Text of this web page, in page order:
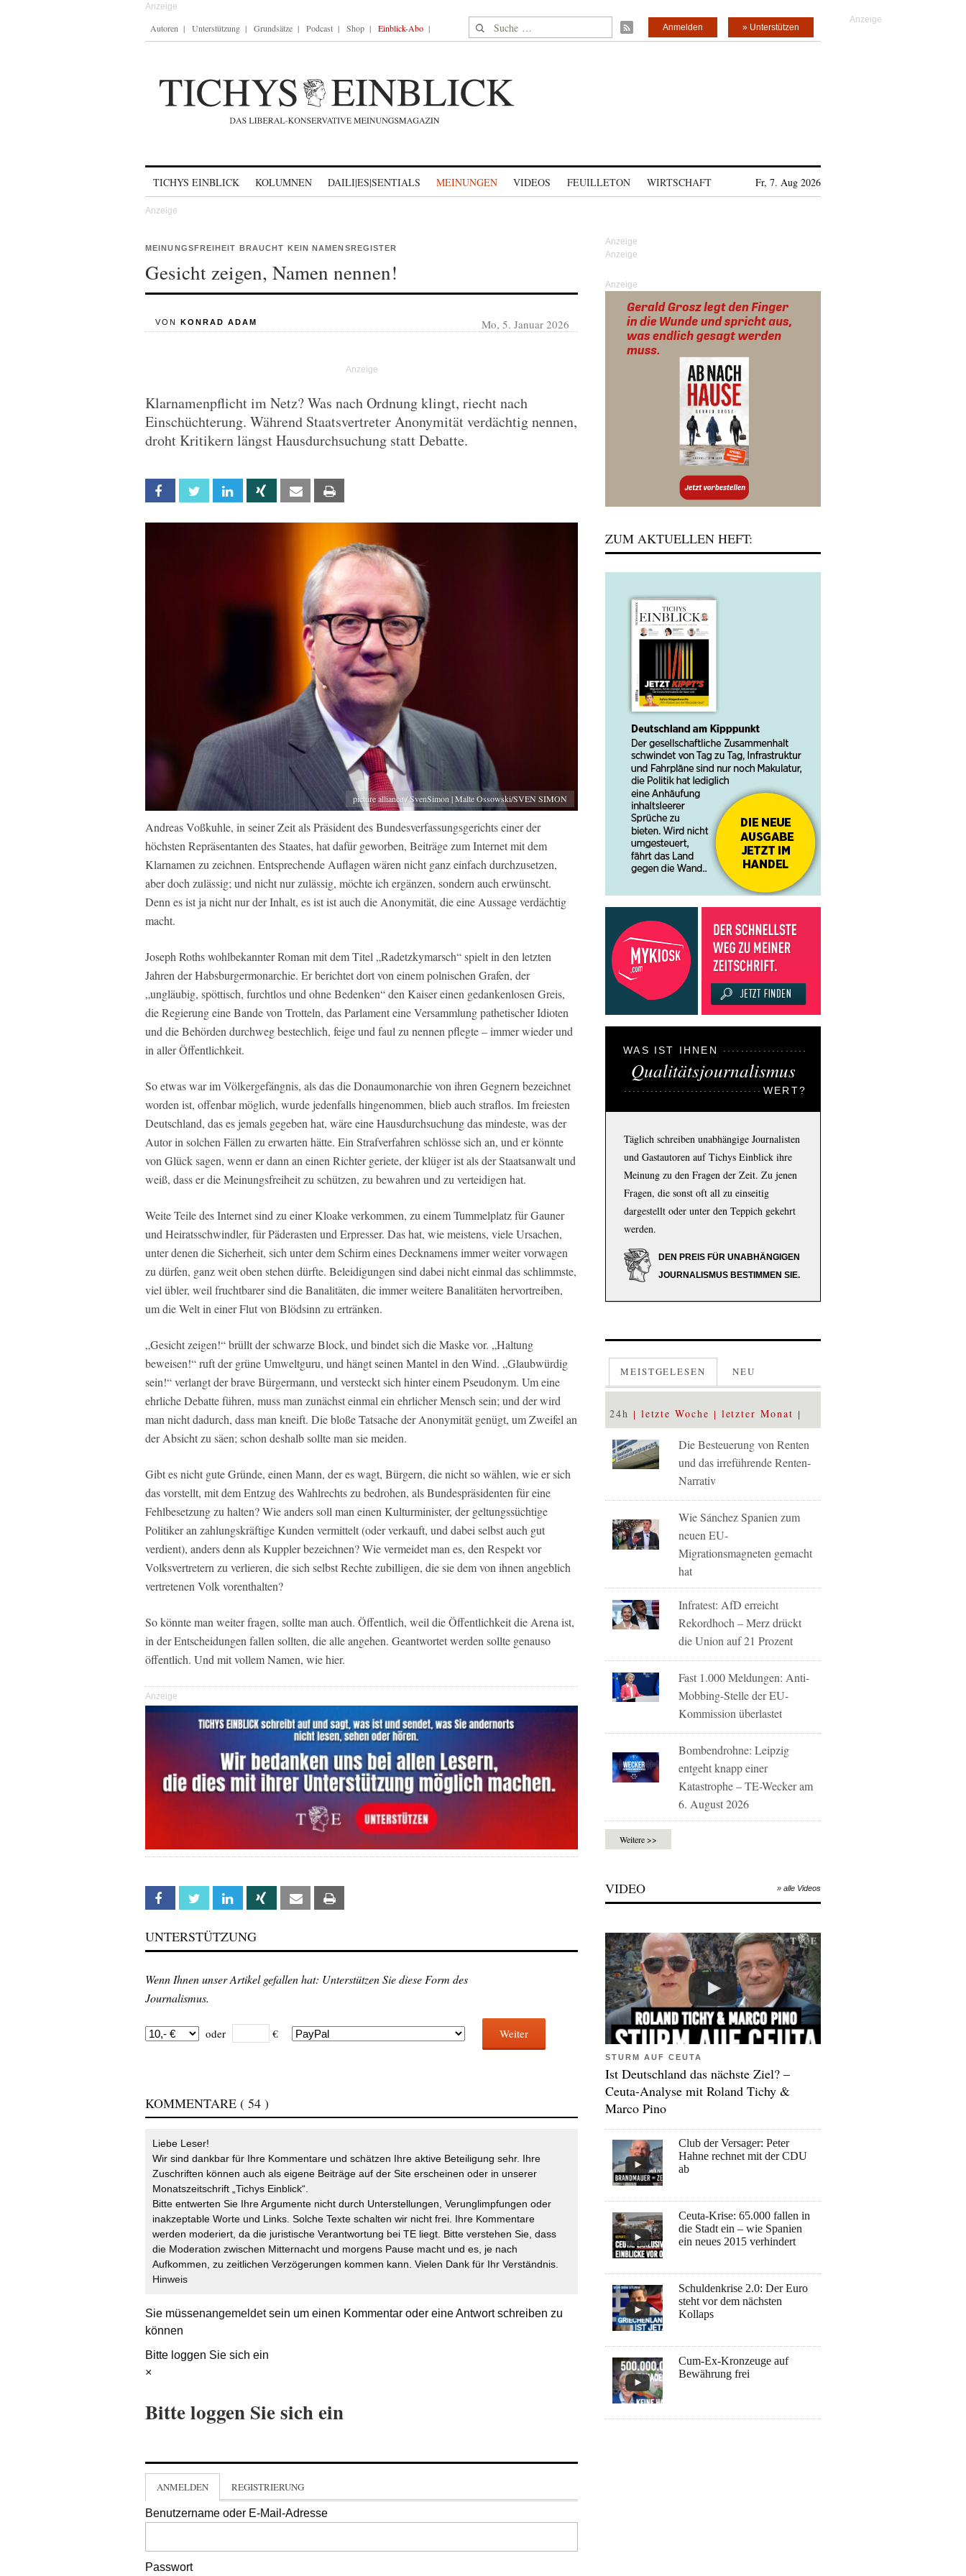
Autoren Unterstützung Grundsätze Podcast Shop Einblick-Abo Suche nach: » Unterstützen
Anmelden
TICHYS EINBLICK KOLUMNEN DAILI|ES|SENTIALS MEINUNGEN VIDEOS FEUILLETON WIRTSCHAFT Fr, 7. Aug 2026
MEINUNGSFREIHEIT BRAUCHT KEIN NAMENSREGISTER
Gesicht zeigen, Namen nennen!
VON KONRAD ADAM Mo, 5. Januar 2026
Klarnamenpflicht im Netz? Was nach Ordnung klingt, riecht nach
Einschüchterung. Während Staatsvertreter Anonymität verdächtig nennen,
droht Kritikern längst Hausdurchsuchung statt Debatte.
Facebook Twitter Linkedin Xing Email
picture alliance / SvenSimon | Malte Ossowski/SVEN SIMON
Andreas Voßkuhle, in seiner Zeit als Präsident des Bundesverfassungsgerichts einer der
höchsten Repräsentanten des Staates, hat dafür geworben, Beiträge zum Internet mit dem
Klarnamen zu zeichnen. Entsprechende Auflagen wären nicht ganz einfach durchzusetzen,
aber doch zulässig; und nicht nur zulässig, möchte ich ergänzen, sondern auch erwünscht.
Denn es ist ja nicht nur der Inhalt, es ist ist auch die Anonymität, die eine Aussage verdächtig
macht.
Joseph Roths wohlbekannter Roman mit dem Titel „Radetzkymarsch“ spielt in den letzten
Jahren der Habsburgermonarchie. Er berichtet dort von einem polnischen Grafen, der
„ungläubig, spöttisch, furchtlos und ohne Bedenken“ den Kaiser einen gedankenlosen Greis,
die Regierung eine Bande von Trotteln, das Parlament eine Versammlung pathetischer Idioten
und die Behörden durchweg bestechlich, feige und faul zu nennen pflegte – immer wieder und
in aller Öffentlichkeit.
So etwas war im Völkergefängnis, als das die Donaumonarchie von ihren Gegnern bezeichnet
worden ist, offenbar möglich, wurde jedenfalls hingenommen, blieb auch straflos. Im freiesten
Deutschland, das es jemals gegeben hat, wäre eine Hausdurchsuchung das mindeste, was der
Autor in solchen Fällen zu erwarten hätte. Ein Strafverfahren schlösse sich an, und er könnte
von Glück sagen, wenn er dann an einen Richter geriete, der klüger ist als der Staatsanwalt und
weiß, dass er die Meinungsfreiheit zu schützen, zu bewahren und zu verteidigen hat.
Weite Teile des Internet sind zu einer Kloake verkommen, zu einem Tummelplatz für Gauner
und Heiratsschwindler, für Päderasten und Erpresser. Das hat, wie meistens, viele Ursachen,
unter denen die Sicherheit, sich unter dem Schirm eines Decknamens immer weiter vorwagen
zu dürfen, ganz weit oben stehen dürfte. Beleidigungen sind dabei nicht einmal das schlimmste,
viel übler, weil fruchtbarer sind die Banalitäten, die immer weitere Banalitäten hervortreiben,
um die Welt in einer Flut von Blödsinn zu ertränken.
„Gesicht zeigen!“ brüllt der schwarze Block, und bindet sich die Maske vor. „Haltung
beweisen!“ ruft der grüne Umweltguru, und hängt seinen Mantel in den Wind. „Glaubwürdig
sein!“ verlangt der brave Bürgermann, und versteckt sich hinter einem Pseudonym. Um eine
ehrliche Debatte führen, muss man zunächst einmal ein ehrlicher Mensch sein; und der wird
man nicht dadurch, dass man kneift. Die bloße Tatsache der Anonymität genügt, um Zweifel an
der Absicht zu säen; schon deshalb sollte man sie meiden.
Gibt es nicht gute Gründe, einen Mann, der es wagt, Bürgern, die nicht so wählen, wie er sich
das vorstellt, mit dem Entzug des Wahlrechts zu bedrohen, als Bundespräsidenten für eine
Fehlbesetzung zu halten? Wie anders soll man einen Kulturminister, der geltungssüchtige
Politiker an zahlungskräftige Kunden vermittelt (oder verkauft, und dabei selbst auch gut
verdient), anders denn als Kuppler bezeichnen? Wie vermeidet man es, den Respekt vor
Volksvertretern zu verlieren, die sich selbst Rechte zubilligen, die sie dem von ihnen angeblich
vertretenen Volk vorenthalten?
So könnte man weiter fragen, sollte man auch. Öffentlich, weil die Öffentlichkeit die Arena ist,
in der Entscheidungen fallen sollten, die alle angehen. Geantwortet werden sollte genauso
öffentlich. Und mit vollem Namen, wie hier.
Anzeige
Facebook Twitter Linkedin Xing Email
UNTERSTÜTZUNG
Wenn Ihnen unser Artikel gefallen hat: Unterstützen Sie diese Form des
Journalismus.
oder € Weiter
KOMMENTARE ( 54 )
Liebe Leser!
Wir sind dankbar für Ihre Kommentare und schätzen Ihre aktive Beteiligung sehr. Ihre
Zuschriften können auch als eigene Beiträge auf der Site erscheinen oder in unserer
Monatszeitschrift „Tichys Einblick“.
Bitte entwerten Sie Ihre Argumente nicht durch Unterstellungen, Verunglimpfungen oder
inakzeptable Worte und Links. Solche Texte schalten wir nicht frei. Ihre Kommentare
werden moderiert, da die juristische Verantwortung bei TE liegt. Bitte verstehen Sie, dass
die Moderation zwischen Mitternacht und morgens Pause macht und es, je nach
Aufkommen, zu zeitlichen Verzögerungen kommen kann. Vielen Dank für Ihr Verständnis.
Hinweis
Sie müssenangemeldetsein um einen Kommentar oder eine Antwort schreiben zu
können
Bitte loggen Sie sich ein
×
Bitte loggen Sie sich ein
ANMELDEN REGISTRIERUNG
Benutzername oder E-Mail-Adresse
Passwort
Anzeige
ZUM AKTUELLEN HEFT:
WAS IST IHNEN
Qualitätsjournalismus
WERT?
Täglich schreiben unabhängige Journalisten
und Gastautoren auf Tichys Einblick ihre
Meinung zu den Fragen der Zeit. Zu jenen
Fragen, die sonst oft all zu einseitig
dargestellt oder unter den Teppich gekehrt
werden.
DEN PREIS FÜR UNABHÄNGIGEN
JOURNALISMUS BESTIMMEN SIE.
MEISTGELESEN NEU
24h letzte Woche letzter Monat
Die Besteuerung von Renten
und das irreführende Renten-
Narrativ
Wie Sánchez Spanien zum
neuen EU-
Migrationsmagneten gemacht
hat
Infratest: AfD erreicht
Rekordhoch – Merz drückt
die Union auf 21 Prozent
Fast 1.000 Meldungen: Anti-
Mobbing-Stelle der EU-
Kommission überlastet
Bombendrohne: Leipzig
entgeht knapp einer
Katastrophe – TE-Wecker am
6. August 2026
Weitere >>
VIDEO » alle Videos
STURM AUF CEUTA
Ist Deutschland das nächste Ziel? –
Ceuta-Analyse mit Roland Tichy &
Marco Pino
Club der Versager: Peter
Hahne rechnet mit der CDU
ab
Ceuta-Krise: 65.000 fallen in
die Stadt ein – wie Spanien
ein neues 2015 verhindert
Schuldenkrise 2.0: Der Euro
steht vor dem nächsten
Kollaps
Cum-Ex-Kronzeuge auf
Bewährung frei